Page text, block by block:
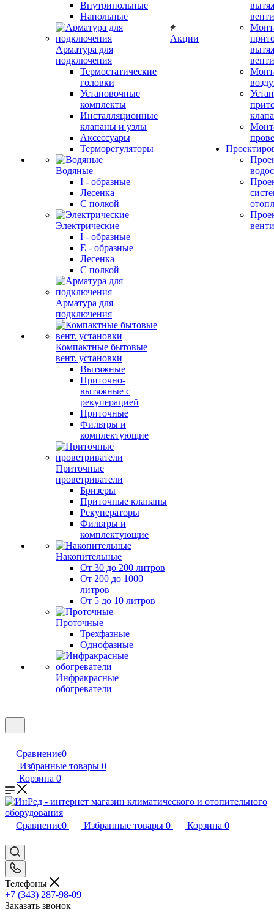
Внутрипольные
Напольные
Арматура для
подключения
Термостатические
головки
Установочные
комплекты
Инсталляционные
клапаны и узлы
Аксессуары
Терморегуляторы
Водяные
I - образные
Лесенка
С полкой
Электрические
I - образные
E - образные
Лесенка
С полкой
Арматура для
подключения
Компактные бытовые
вент. установки
Вытяжные
Приточно-
вытяжные с
рекуперацией
Приточные
Фильтры и
комплектующие
Приточные
проветриватели
Бризеры
Приточные клапаны
Рекуператоры
Фильтры и
комплектующие
Накопительные
От 30 до 200 литров
От 200 до 1000
литров
От 5 до 10 литров
Проточные
Трехфазные
Однофазные
Инфракрасные
обогреватели
Акции
Сравнение0
Избранные товары 0
Корзина 0
Сравнение0 Избранные товары 0 Корзина 0
Телефоны
+7 (343) 287-98-09
Заказать звонок